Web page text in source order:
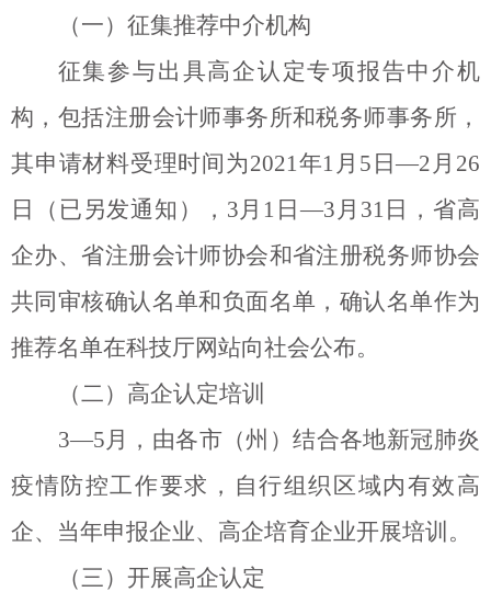
（一）征集推荐中介机构
征集参与出具高企认定专项报告中介机
构，包括注册会计师事务所和税务师事务所，
其申请材料受理时间为2021年1 月 5 日—2 月 26
日（已另发通知）， 3月 1 日—3 月 31 日，省高
企办、省注册会计师协会和省注册税务师协会
共同审核确认名单和负面名单，确认名单作为
推荐名单在科技厅网站向社会公布。
（二）高企认定培训
3—5月，由各市（州）结合各地新冠肺炎
疫情防控工作要求，自行组织区域内有效高
企、当年申报企业、高企培育企业开展培训。
（三）开展高企认定